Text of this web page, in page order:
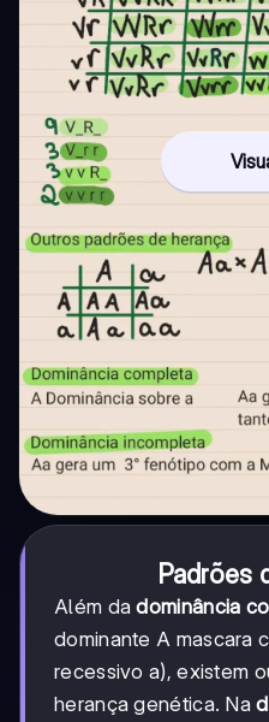
Padrões
Além dadominância
dominante A mascara
recessivo a), existem
herança genética. Na